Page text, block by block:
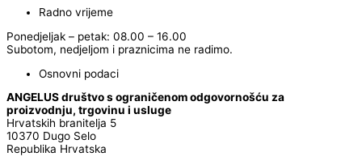
Radno vrijeme
Ponedjeljak – petak: 08.00 – 16.00
Subotom, nedjeljom i praznicima ne radimo.
Osnovni podaci
ANGELUS društvo s ograničenom odgovornošću za
proizvodnju, trgovinu i usluge
Hrvatskih branitelja 5
10370 Dugo Selo
Republika Hrvatska